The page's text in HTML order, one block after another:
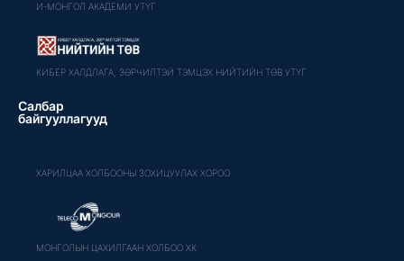
И-МОНГОЛ АКАДЕМИ УТҮГ
КИБЕР ХАЛДЛАГА, ЗӨРЧИЛТЭЙ ТЭМЦЭХ НИЙТИЙН ТӨВ УТҮГ
Салбар
байгууллагууд
ХАРИЛЦАА ХОЛБООНЫ ЗОХИЦУУЛАХ ХОРОО
МОНГОЛЫН ЦАХИЛГААН ХОЛБОО ХК